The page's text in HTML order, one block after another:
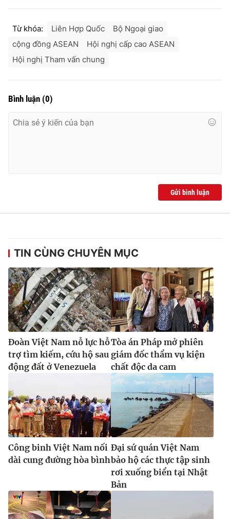
Từ khóa: Liên Hợp Quốc
Bộ Ngoại giao
cộng đồng ASEAN
Hội nghị cấp cao ASEAN
Hội nghị Tham vấn chung
Bình luận (0)
Gửi bình luận
TIN CÙNG CHUYÊN MỤC
Đoàn Việt Nam nỗ lực hỗ
trợ tìm kiếm, cứu hộ sau
động đất ở Venezuela
Tòa án Pháp mở phiên
giám đốc thẩm vụ kiện
chất độc da cam
Công binh Việt Nam nối
dài cung đường hòa bình
Đại sứ quán Việt Nam
bảo hộ các thực tập sinh
rơi xuống biển tại Nhật
Bản